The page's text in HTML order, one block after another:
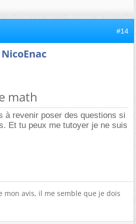
#14
NicoEnac
math
à revenir poser des questions si
Et tu peux me tutoyer je ne suis
mon avis, il me semble que je dois